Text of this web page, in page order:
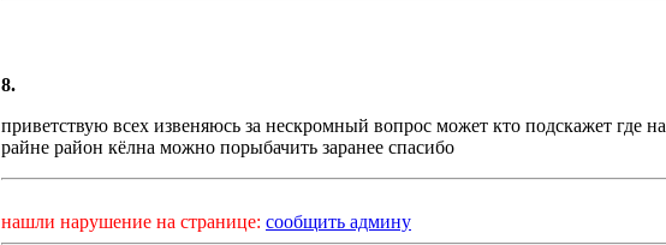
8.
приветствую всех извеняюсь за нескромный вопрос может кто подскажет где на
райне район кёлна можно порыбачить заранее спасибо
нашли нарушение на странице: сообщить админу